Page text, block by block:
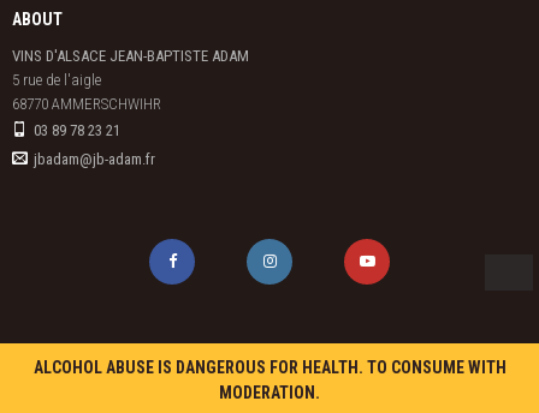
ABOUT
VINS D'ALSACE JEAN-BAPTISTE ADAM
5 rue de l'aigle
68770 AMMERSCHWIHR
03 89 78 23 21
jbadam@jb-adam.fr
ALCOHOL ABUSE IS DANGEROUS FOR HEALTH. TO CONSUME WITH
MODERATION.